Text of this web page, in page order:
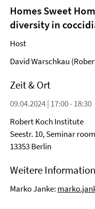
Homes Sweet
diversity in
Host
David Warschkau
Zeit & Ort
09.04.2024 | 17:00 - 18:30
Robert Koch Institute
Seestr. 10, Seminar
13353 Berlin
Weitere
Marko Janke: